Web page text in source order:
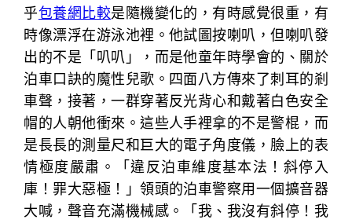
乎包養網比較是隨機變化的，有時感覺很重，有
時像漂浮在游泳池裡。他試圖按喇叭，但喇叭發
出的不是「叭叭」，而是他童年時學會的、關於
泊車口訣的魔性兒歌。四面八方傳來了刺耳的剎
車聲，接著，一群穿著反光背心和戴著白色安全
帽的人朝他衝來。這些人手裡拿的不是警棍，而
是長長的測量尺和巨大的電子角度儀，臉上的表
情極度嚴肅。「違反泊車維度基本法！斜停入
庫！罪大惡極！」領頭的泊車警察用一個擴音器
大喊，聲音充滿機械感。「我、我沒有斜停！我